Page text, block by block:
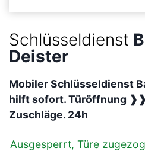
Schlüsseldienst
Deister
Mobiler Schlüsseldienst
hilft sofort. Türöffnung
Zuschläge. 24h
Ausgesperrt, Türe